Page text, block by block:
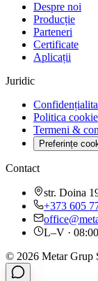
Despre noi
Producție
Parteneri
Certificate
Aplicații
Juridic
Politica
Termeni &
Preferințe
Contact
str. Doina
+373 605
L–V ·
© 2026 Metar Grup